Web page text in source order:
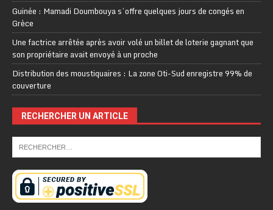
Guinée : Mamadi Doumbouya s’offre quelques jours de congés en
Grèce
Une factrice arrêtée après avoir volé un billet de loterie gagnant que
son propriétaire avait envoyé à un proche
Distribution des moustiquaires : La zone Oti-Sud enregistre 99% de
couverture
RECHERCHER UN ARTICLE